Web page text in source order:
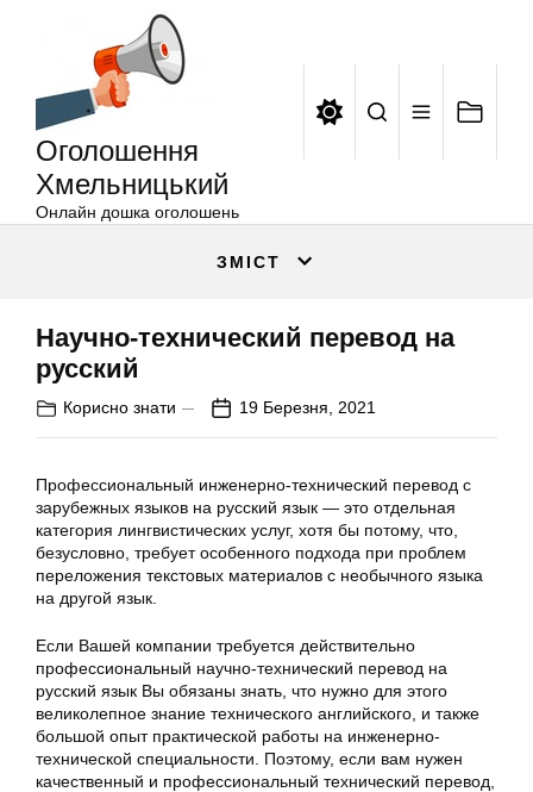
Оголошення
Хмельницький
Онлайн дошка оголошень
ЗМІСТ
Научно-технический перевод на
русский
Корисно знати 19 Березня, 2021
Профессиональный инженерно-технический перевод с
зарубежных языков на русский язык — это отдельная
категория лингвистических услуг, хотя бы потому, что,
безусловно, требует особенного подхода при проблем
переложения текстовых материалов с необычного языка
на другой язык.
Если Вашей компании требуется действительно
профессиональный научно-технический перевод на
русский язык Вы обязаны знать, что нужно для этого
великолепное знание технического английского, и также
большой опыт практической работы на инженерно-
технической специальности. Поэтому, если вам нужен
качественный и профессиональный технический перевод,